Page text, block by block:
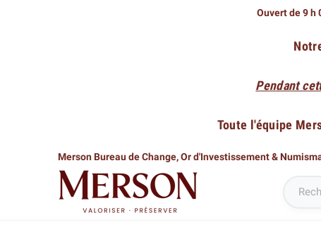
Ouvert de 9 h
Pendant
Toute l'équipe
Merson Bureau de Change, Or d'Investissement &